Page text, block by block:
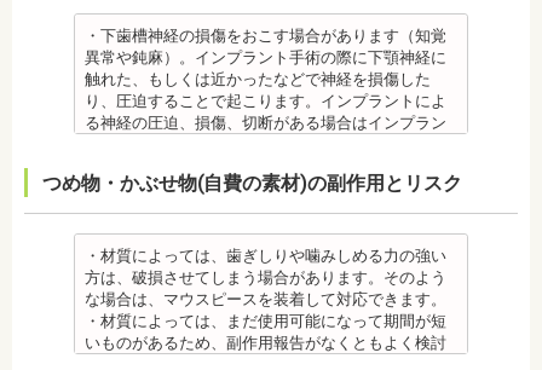
は、頬を噛んだり、熱いものを飲んだりしてもわか
らないため、口腔内を傷つけるリスクがあります。
さらに、麻酔によって悪心、嘔吐、アレルギー反応
虫歯・歯周病 ・矯正治療中、矯正装置の周りなど、
ブラッシング（歯磨き）しにくい部分ができるた
め、虫歯や歯周炎のリスクが高くなります。
を歯科医師より受けて 、毎日丁寧なブラッシング、
のケアをすることも役立ちます。
・矯正中に虫歯が悪化した場合は、矯正終了後に虫
歯の治療をする、もしくは、矯正中に器具を一度外
して治療を行う必要が生じることがあります。
・基本的に、矯正中には虫歯や歯周病の治療が行え
ません。そのため矯正前にこれらの治療を終わらせ
いるため、金属アレルギーのある方、不安がある方
は、皮膚科で行われているパッチテストをうけて、
アレルギー材料を特定し、歯科医師に伝えてくださ
い。矯正装置を装着したあとに、皮膚や口腔の粘膜
にアレルギー症状が起きた場合は、速やかに歯科医
師の指示を仰いでください。
・矯正をしたい箇所に十分なスペースがない場合
・抜歯する場合は麻酔注射を行います。麻酔の中に
は、成分に心拍数、血圧を上げる作用があるものも
あるため、心臓や血圧に問題がある方が使用する
と、動悸、血圧上昇を起こす場合があります。ま
た、頬を噛んでもわからなかったり、熱いものを飲
んでもわからないため、口腔内を傷つけるリスクが
・矯正装置を装着した直後や、ワイヤーを交換した
直後に痛みを感じることがありますが、数日でおさ
まる場合が多いです。また、冷たいものを飲んだと
きにしみる「知覚過敏」があらわれる場合がありま
すが、基本的には数日で改善されます。長期間痛む
場合は、歯科医師に相談しましょう。
いるため、金属アレルギーのある方、不安がある方
い。矯正装置を装着したあとに、皮膚や口腔の粘膜
にアレルギー症状が起きた場合は、速やかに歯科医
師の指示を仰いでください。
抜歯・麻酔
・矯正をしたい箇所に十分なスペースがない場合
は、抜歯を必要とする場合もあります。健康上問題
・下歯槽神経の損傷をおこす場合があります（知覚
異常や鈍麻）。インプラント手術の際に下顎神経に
触れた、もしくは近かったなどで神経を損傷した
り、圧迫することで起こります。インプラントによ
る神経の圧迫、損傷、切断がある場合はインプラン
・上あごにインプラントを埋める際に、上顎洞を破
る場合があります。手術した時に感染が生じると蓄
膿症になる場合があります。この場合は、インプラ
ントを除去する場合もあります。また、蓄膿症の治
療には耳鼻咽喉科にて治療が必要な場合もありま
す。
・インプラントは、入れ歯の治療とは異なり、外科
手術を行う必要があります。手術により今までは何
つめ物・かぶせ物(自費の素材)の副作用とリスク
・材質によっては、歯ぎしりや噛みしめる力の強い
方は、破損させてしまう場合があります。そのよう
な場合は、マウスピースを装着して対応できます。
・材質によっては、まだ使用可能になって期間が短
いものがあるため、副作用報告がなくともよく検討